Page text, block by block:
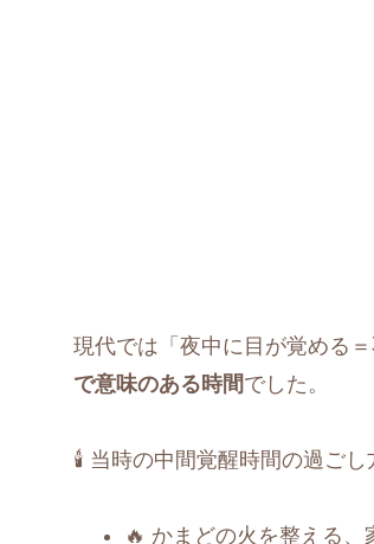
現代では「夜中に目が覚める
で意味のある時間でした。
🕯️ 当時の中間覚醒時間の過ごし
🔥 かまどの火を整える、